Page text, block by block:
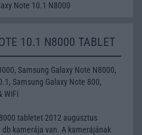
Note 10.1 N8000
10.1 N8000 TABLET
Samsung Galaxy Note N8000,
Samsung Galaxy Note 800,
WiFi
tabletet 2012 augusztus
kamerája van. A kamerájának